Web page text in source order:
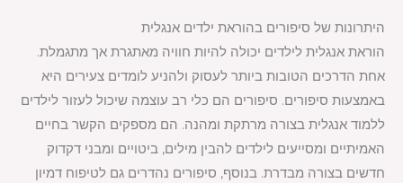
היתרונות של סיפורים בהוראת ילדים אנגלית
הוראת אנגלית לילדים יכולה להיות חוויה מאתגרת אך מתגמלת.
אחת הדרכים הטובות ביותר לעסוק ולהניע לומדים צעירים היא
באמצעות סיפורים. סיפורים הם כלי רב עוצמה שיכול לעזור לילדים
ללמוד אנגלית בצורה מרתקת ומהנה. הם מספקים הקשר בחיים
האמיתיים ומסייעים לילדים להבין מילים, ביטויים ומבני דקדוק
חדשים בצורה מבדרת. בנוסף, סיפורים נהדרים גם לטיפוח דמיון